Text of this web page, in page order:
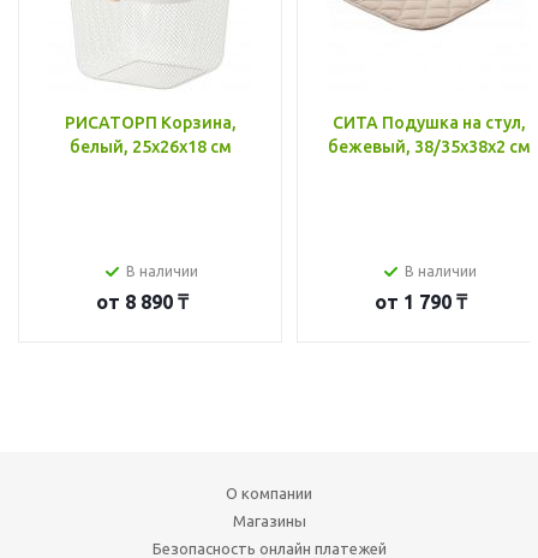
РИСАТОРП Корзина,
белый, 25x26x18 см
В наличии
от 8 890 ₸
СИТА Подушка на стул,
бежевый, 38/35x38x2 см
В наличии
от 1 790 ₸
О компании
Магазины
Безопасность онлайн платежей